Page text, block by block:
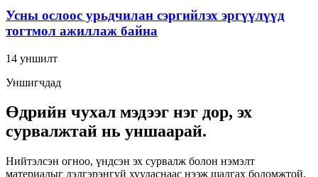
Усны ослоос урьдчилан сэргийлэх эргүүлүүд
тогтмол ажиллаж байна
14 уншилт
Уншигчдад
Өдрийн чухал мэдээг нэг дор, эх
сурвалжтай нь уншаарай.
Нийтэлсэн огноо, үндсэн эх сурвалж болон нэмэлт
материалыг дэлгэрэнгүй хуудаснаас нээж шалгах боломжтой.